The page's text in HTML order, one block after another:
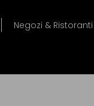
Negozi & Ristoranti